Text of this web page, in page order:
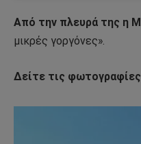
Από την πλευρά της η
μικρές γοργόνες».
Δείτε τις